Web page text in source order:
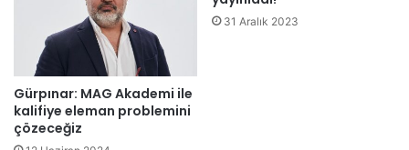
Gürpınar: MAG Akademi ile
kalifiye eleman problemini
çözeceğiz
31 Aralık 2023